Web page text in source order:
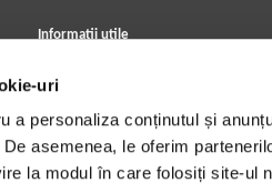
uri
a personaliza conținutul și
asemenea, le oferim
la modul în care folosiți site-ul
Informatii utile
Achizitii viniluri, casete, CD/DVD
Cum cumpar?
Politica de livrare
Retur comenzi
Angajari - Cariere